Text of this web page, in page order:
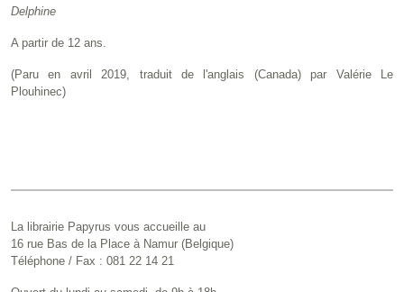
Delphine
A partir de 12 ans.
(Paru en avril 2019, traduit de l'anglais (Canada) par Valérie Le
Plouhinec)
La librairie Papyrus vous accueille au
16 rue Bas de la Place à Namur (Belgique)
Téléphone / Fax : 081 22 14 21